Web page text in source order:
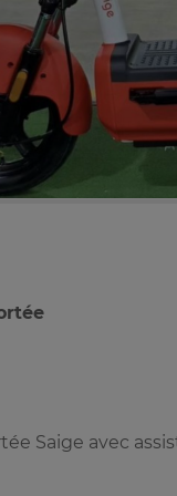
Saige avec